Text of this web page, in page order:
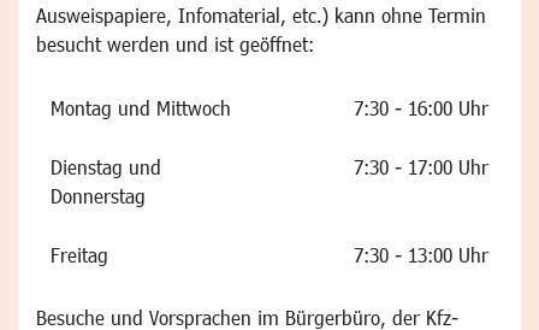
Ausweispapiere, Infomaterial, etc.) kann ohne Termin
besucht werden und ist geöffnet:
Montag und Mittwoch 7:30 - 16:00 Uhr
Dienstag und
Donnerstag
7:30 - 17:00 Uhr
Freitag 7:30 - 13:00 Uhr
Besuche und Vorsprachen im Bürgerbüro, der Kfz-